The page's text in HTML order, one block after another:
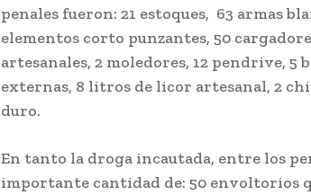
penales fueron: 21 estoques, 63 armas
elementos corto punzantes, 50
artesanales, 2 moledores, 12 pendrive, 5
externas, 8 litros de licor artesanal, 2
duro.
En tanto la droga incautada, entre los
importante cantidad de: 50 envoltorios